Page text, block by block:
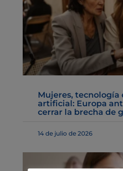
Mujeres,
artificial: Europa
cerrar la brecha de
14 de julio de 2026